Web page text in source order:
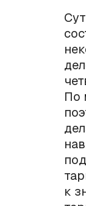
По
к